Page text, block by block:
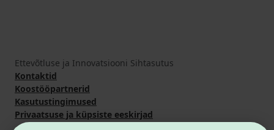
Ettevõtluse ja Innovatsiooni Sihtasutus
Kontaktid
Koostööpartnerid
Kasutustingimused
Privaatsuse ja küpsiste eeskirjad